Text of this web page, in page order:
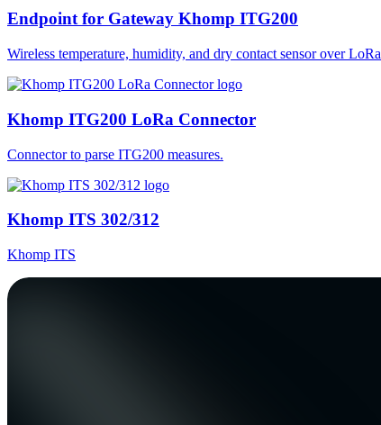
Endpoint for Gateway Khomp ITG200
Wireless temperature, humidity, and dry contact sensor over LoRa
Khomp ITG200 LoRa Connector
Connector to parse ITG200 measures.
Khomp ITS 302/312
Khomp ITS